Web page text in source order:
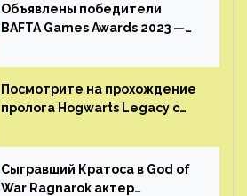
Объявлены победители
BAFTA Games Awards 2023 —
получила шесть наград
Посмотрите на прохождение
пролога Hogwarts Legacy с
GamesVoice показала первые
результаты своего труда
Сыгравший Кратоса в God of
War Ragnarok актер